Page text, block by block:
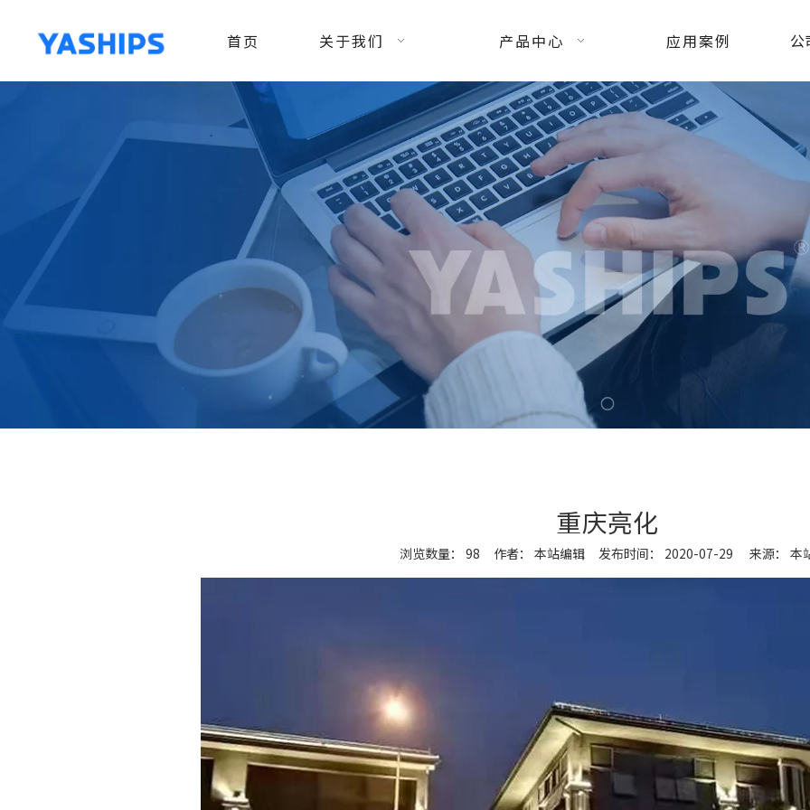
首页 关于我们 产品中心 应用案例 公
重庆亮化
浏览数量： 98 作者： 本站编辑 发布时间： 2020-07-29 来源： 本
["wechat","weibo","qzone","douban","email"]